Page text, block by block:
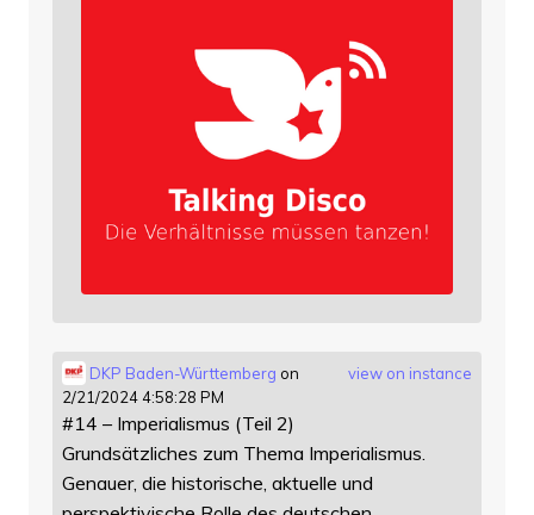
view on instance
DKP Baden-Württemberg on
2/21/2024 4:58:28 PM
#14 – Imperialismus (Teil 2)
Grundsätzliches zum Thema Imperialismus.
Genauer, die historische, aktuelle und